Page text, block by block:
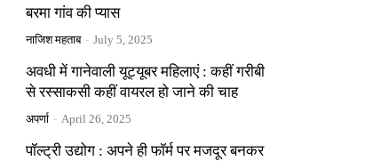
बरमा गांव की प्यास
नाजिश महताब - July 5, 2025
अवधी में गानेवाली यूट्यूबर महिलाएं : कहीं गरीबी
से रस्साकसी कहीं वायरल हो जाने की चाह
अपर्णा - April 26, 2025
पॉल्ट्री उद्योग : अपने ही फॉर्म पर मजदूर बनकर